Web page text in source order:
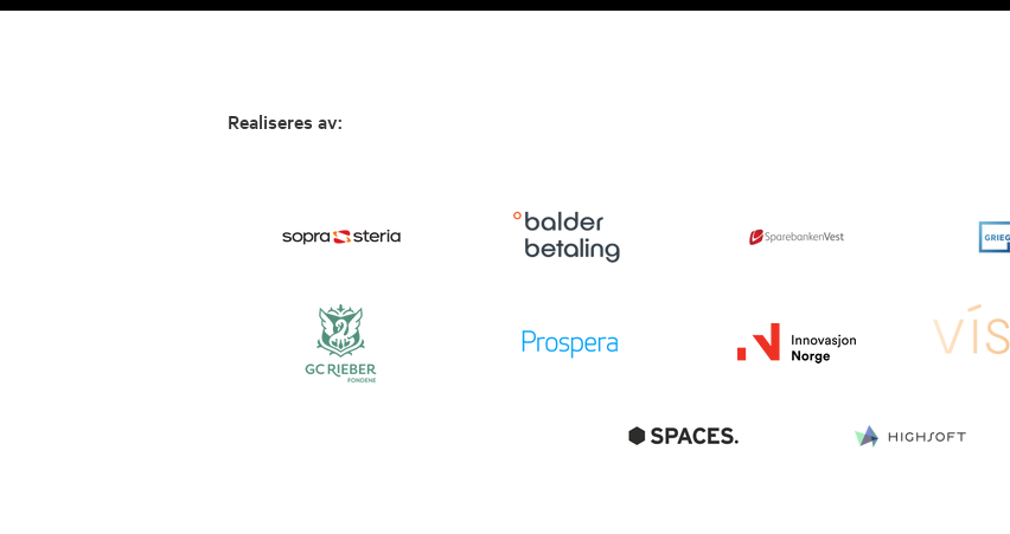
Realiseres av: